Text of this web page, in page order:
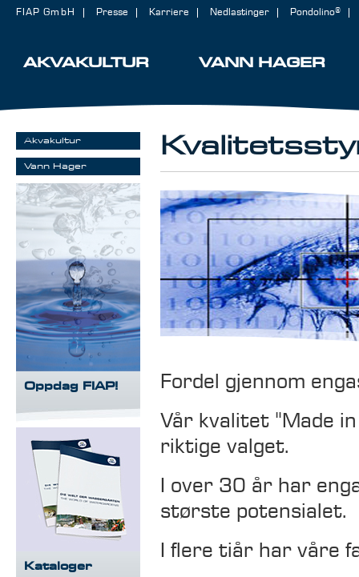
AKVAKULTUR VANN HAGER
FIAP GmbH Presse Karriere Nedlastinger Pondolino®
Fordel gjennom
Vår kvalitet "Made
riktige valget.
I over 30 år har
største potensialet.
I flere tiår har våre
Akvakultur
Vann Hager
Oppdag FIAP!
Kataloger